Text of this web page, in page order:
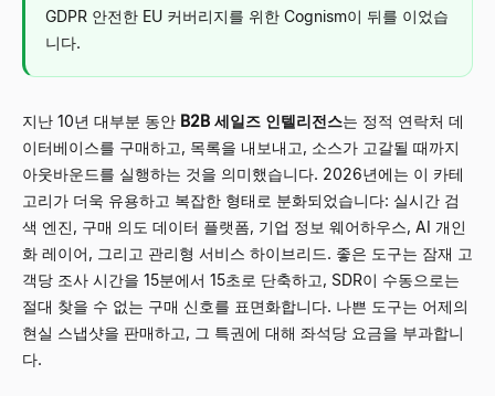
GDPR 안전한 EU 커버리지를 위한 Cognism이 뒤를 이었습
니다.
지난 10년 대부분 동안 B2B 세일즈 인텔리전스는 정적 연락처 데
이터베이스를 구매하고, 목록을 내보내고, 소스가 고갈될 때까지
아웃바운드를 실행하는 것을 의미했습니다. 2026년에는 이 카테
고리가 더욱 유용하고 복잡한 형태로 분화되었습니다: 실시간 검
색 엔진, 구매 의도 데이터 플랫폼, 기업 정보 웨어하우스, AI 개인
화 레이어, 그리고 관리형 서비스 하이브리드. 좋은 도구는 잠재 고
객당 조사 시간을 15분에서 15초로 단축하고, SDR이 수동으로는
절대 찾을 수 없는 구매 신호를 표면화합니다. 나쁜 도구는 어제의
현실 스냅샷을 판매하고, 그 특권에 대해 좌석당 요금을 부과합니
다.